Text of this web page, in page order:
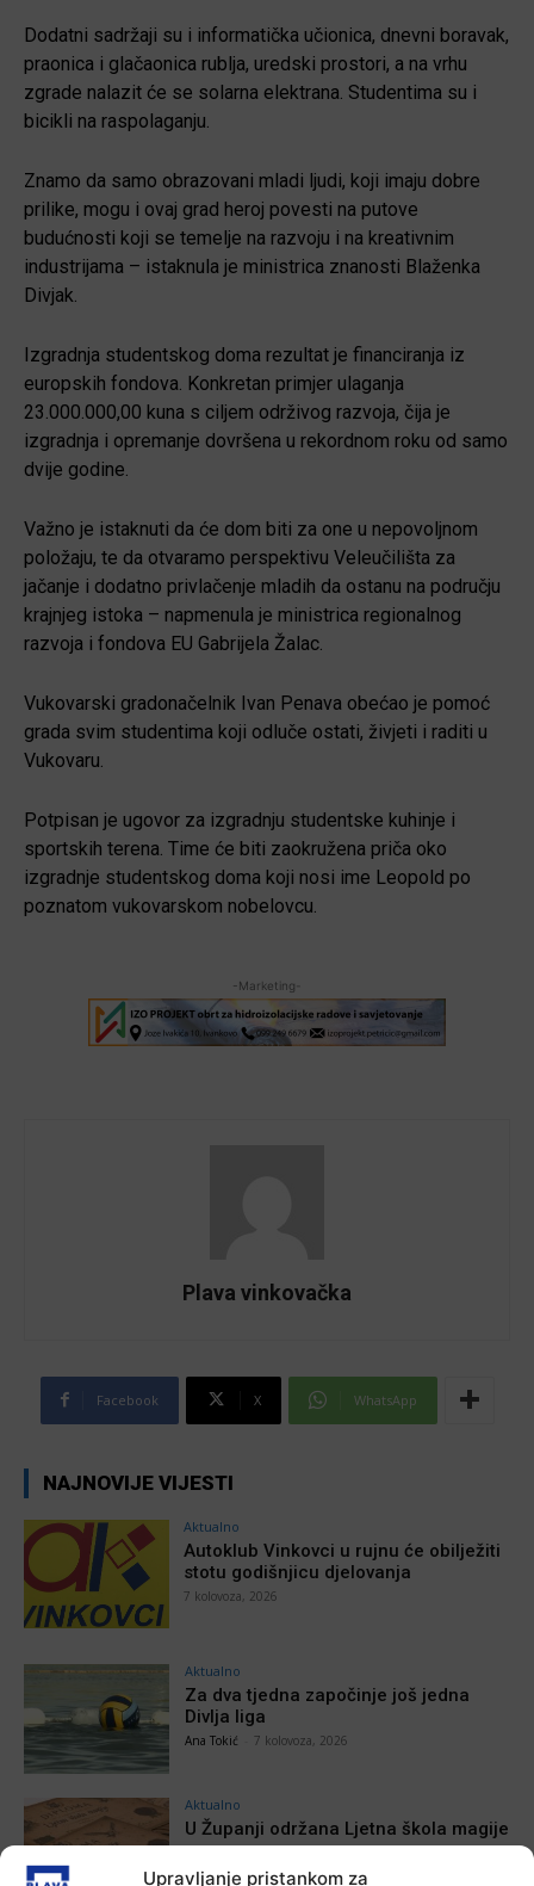
Upravljanje pristankom za
Dodatni sadržaji su i informatička učionica, dnevni boravak,
praonica i glačaonica rublja, uredski prostori, a na vrhu
zgrade nalazit će se solarna elektrana. Studentima su i
bicikli na raspolaganju.
Znamo da samo obrazovani mladi ljudi, koji imaju dobre
prilike, mogu i ovaj grad heroj povesti na putove
budućnosti koji se temelje na razvoju i na kreativnim
industrijama – istaknula je ministrica znanosti Blaženka
Divjak.
Izgradnja studentskog doma rezultat je financiranja iz
europskih fondova. Konkretan primjer ulaganja
23.000.000,00 kuna s ciljem održivog razvoja, čija je
izgradnja i opremanje dovršena u rekordnom roku od samo
dvije godine.
Važno je istaknuti da će dom biti za one u nepovoljnom
položaju, te da otvaramo perspektivu Veleučilišta za
jačanje i dodatno privlačenje mladih da ostanu na području
krajnjeg istoka – napmenula je ministrica regionalnog
razvoja i fondova EU Gabrijela Žalac.
Vukovarski gradonačelnik Ivan Penava obećao je pomoć
grada svim studentima koji odluče ostati, živjeti i raditi u
Vukovaru.
Potpisan je ugovor za izgradnju studentske kuhinje i
sportskih terena. Time će biti zaokružena priča oko
izgradnje studentskog doma koji nosi ime Leopold po
poznatom vukovarskom nobelovcu.
-Marketing-
Plava vinkovačka
Facebook X WhatsApp
NAJNOVIJE VIJESTI
Aktualno
Autoklub Vinkovci u rujnu će obilježiti
stotu godišnjicu djelovanja
7 kolovoza, 2026
Aktualno
Za dva tjedna započinje još jedna
Divlja liga
Ana Tokić 7 kolovoza, 2026
Aktualno
U Županji održana Ljetna škola magije